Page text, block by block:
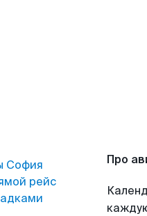
София
рейс
Про